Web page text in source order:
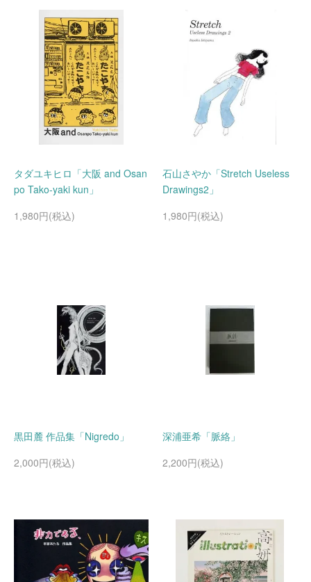
タダユキヒロ「大阪 and Osan
po Tako-yaki kun」
1,980円(税込)
石山さやか「Stretch Useless
Drawings2」
1,980円(税込)
黒田麓 作品集「Nigredo」
2,000円(税込)
深浦亜希「脈絡」
2,200円(税込)